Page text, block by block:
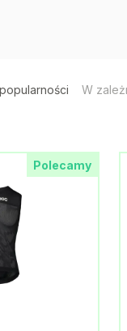
W
Polecamy